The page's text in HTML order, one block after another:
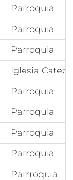
Parroquia
Parroquia
Parroquia
Iglesia
Parroquia
Parroquia
Parroquia
Parroquia
Parrroquia